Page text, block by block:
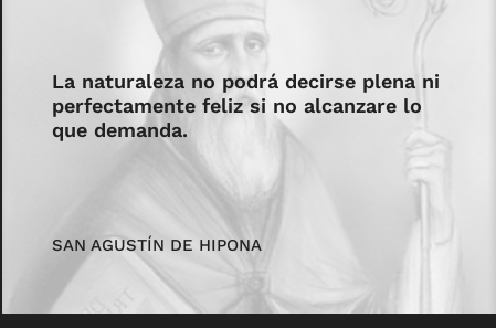
La naturaleza no podrá decirse plena ni
perfectamente feliz si no alcanzare lo
que demanda.
SAN AGUSTÍN DE HIPONA